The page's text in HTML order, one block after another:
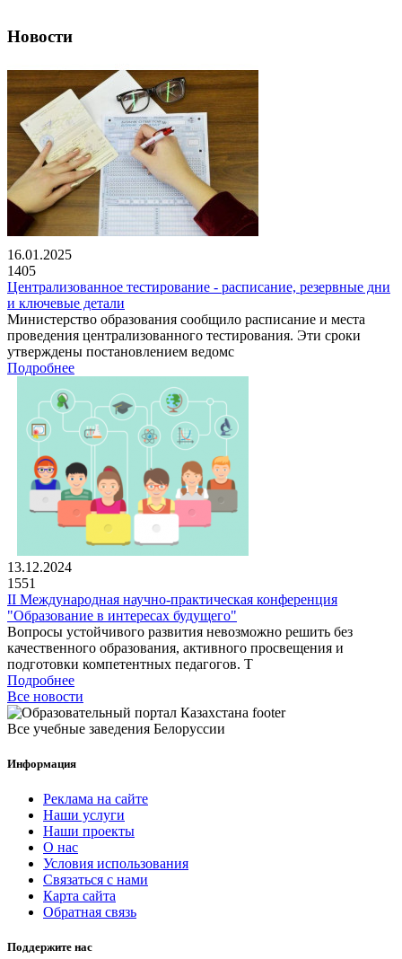
Новости
16.01.2025
1405
Централизованное тестирование - расписание, резервные дни
и ключевые детали
Министерство образования сообщило расписание и места
проведения централизованного тестирования. Эти сроки
утверждены постановлением ведомс
Подробнее
13.12.2024
1551
II Международная научно-практическая конференция
"Образование в интересах будущего"
Вопросы устойчивого развития невозможно решить без
качественного образования, активного просвещения и
подготовки компетентных педагогов. Т
Подробнее
Все новости
Все учебные заведения Белоруссии
Информация
Реклама на сайте
Наши услуги
Наши проекты
О нас
Условия использования
Связаться с нами
Карта сайта
Обратная связь
Поддержите нас